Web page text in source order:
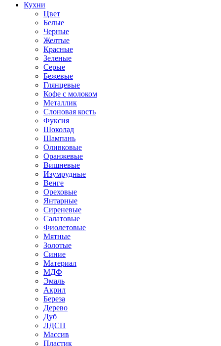
Кухни
Цвет
Белые
Черные
Желтые
Красные
Зеленые
Серые
Бежевые
Глянцевые
Кофе с молоком
Металлик
Слоновая кость
Фуксия
Шоколад
Шампань
Оливковые
Оранжевые
Вишневые
Изумрудные
Венге
Ореховые
Янтарные
Сиреневые
Салатовые
Фиолетовые
Мятные
Золотые
Синие
Материал
МДФ
Эмаль
Акрил
Береза
Дерево
Дуб
ЛДСП
Массив
Пластик